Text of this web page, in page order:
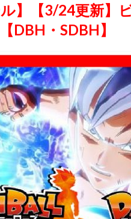
ル】【3/24更新】
DBH・SDBH】